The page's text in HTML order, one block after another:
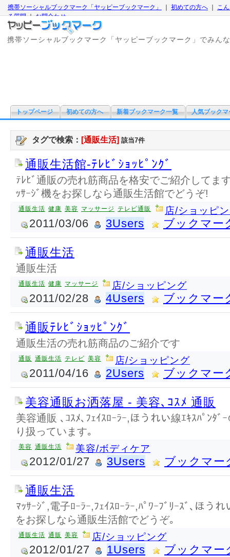
携帯ソーシャルブックマーク「ヤッピーブックマーク」 初めての方へ
こ
る質問｜お問合わせ
携帯ソーシャルブックマーク「ヤッピーブックマーク」でみん
トップページ 初めての方へ 新着ブックマーク一覧 人気ブックマ
タグで検索： [通販生活] 該当7件
通販生活館-ﾃﾚﾋﾞｼｮｯﾋﾟﾝｸﾞ
ﾃﾚﾋﾞ通販の売れ筋商品を格安でご紹介してま
ｯｻｰｼﾞ機をお探しなら通販生活館でどうぞ!
通販生活 健康 美容 マッサージ テレビ通販 店/ショッピ
2011/03/06 3Users ブックマー
通販生活
通販生活
通販生活 健康 マッサージ 店/ショッピング
2011/02/28 4Users ブックマー
通販ﾃﾚﾋﾞｼｮｯﾋﾟﾝｸﾞ
通販生活の売れ筋商品のご紹介です
通販 通販生活 テレビ 美容 店/ショッピング
2011/04/16 2Users ブックマー
美容通販お洒落屋 - 美容､ｺｽﾒ 通販
美容通販 ､ｺｽﾒ､ﾌｪｲｽﾛｰﾗｰ,ほうれい線ｴｷｽﾊﾟﾝﾀ
り扱っています｡
美容 通販生活 美容/ボディケア
2012/01/27 3Users ブックマー
通販生活
ﾏｯｻｰｼﾞ,電子ﾛｰﾗｰ,ﾌｪｲｽﾛｰﾗｰ,ﾊﾟﾜｰﾌﾞﾘｰｽﾞ､ほう
をお探しなら通販生活館でどうぞ｡
通販生活 通販 美容 店/ショッピング
2012/01/27 1Users ブックマー